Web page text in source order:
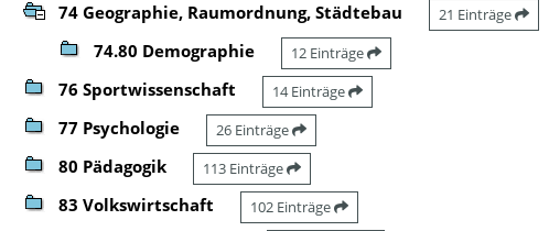
74 Geographie, Raumordnung, Städtebau 21 Einträge
74.80 Demographie 12 Einträge
76 Sportwissenschaft 14 Einträge
77 Psychologie 26 Einträge
80 Pädagogik 113 Einträge
83 Volkswirtschaft 102 Einträge